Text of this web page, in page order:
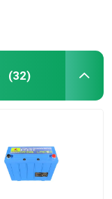
(32)